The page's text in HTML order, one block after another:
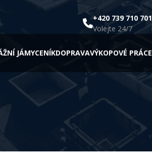
+420 739 710 701
Volejte 24/7
JÁMYCENÍKDOPRAVAVÝKOPOVÉ PRÁCE